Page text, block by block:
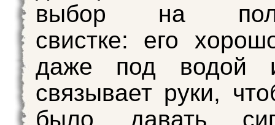
выбор на
свистке: его
даже под
связывает руки,
было давать